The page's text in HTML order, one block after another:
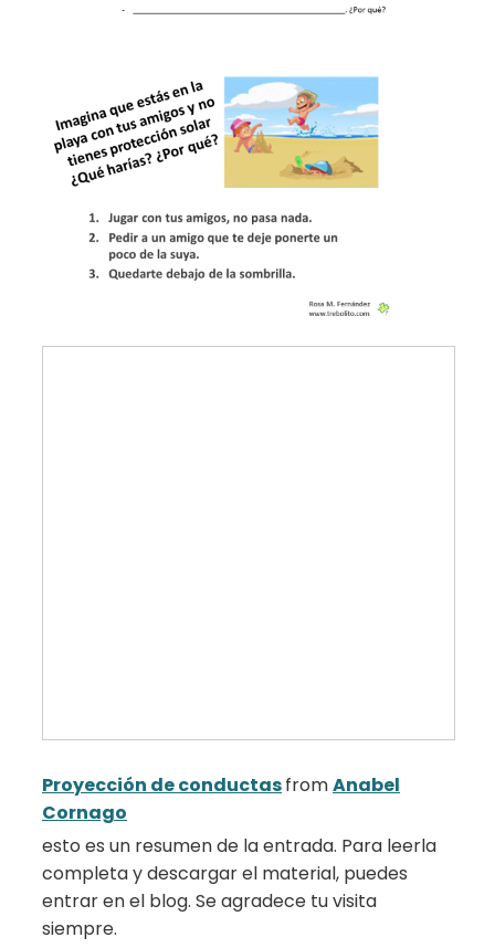
Proyección de conductasfromAnabel
Cornago
esto es un resumen de la entrada. Para leerla
completa y descargar el material, puedes
entrar en el blog. Se agradece tu visita
siempre.